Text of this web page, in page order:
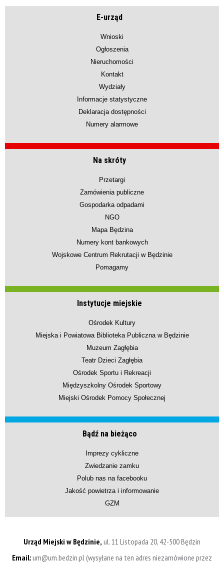
E-urząd
Wnioski
Ogłoszenia
Nieruchomości
Kontakt
Wydziały
Informacje statystyczne
Deklaracja dostępności
Numery alarmowe
Na skróty
Przetargi
Zamówienia publiczne
Gospodarka odpadami
NGO
Mapa Będzina
Numery kont bankowych
Wojskowe Centrum Rekrutacji w Będzinie
Pomagamy
Instytucje miejskie
Ośrodek Kultury
Miejska i Powiatowa Biblioteka Publiczna w Będzinie
Muzeum Zagłębia
Teatr Dzieci Zagłębia
Ośrodek Sportu i Rekreacji
Międzyszkolny Ośrodek Sportowy
Miejski Ośrodek Pomocy Społecznej
Bądź na bieżąco
Imprezy cykliczne
Zwiedzanie zamku
Polub nas na facebooku
Jakość powietrza i informowanie
GZM
Urząd Miejski w Będzinie, ul. 11 Listopada 20, 42-500 Będzin
Email:um@um.bedzin.pl (wysyłane na ten adres niezamówione przez